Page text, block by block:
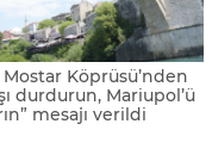
Köprüsü’nden
durdurun, Mariupol’ü
mesajı verildi